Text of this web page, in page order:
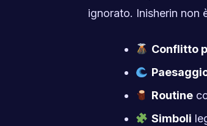
ignorato. Inisherin non
Conflitto
Routine
Simboli